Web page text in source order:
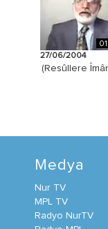
27/06/2004
(Resûllere
Medya
Nur TV
MPL TV
Radyo NurTV